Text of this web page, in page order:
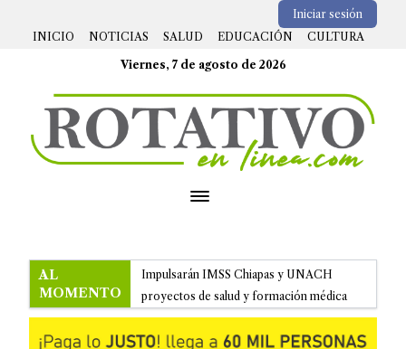
Iniciar sesión
INICIO
NOTICIAS SALUD EDUCACIÓN CULTURA
Viernes, 7 de agosto de 2026
AL
MOMENTO
Impulsarán IMSS Chiapas y UNACH
proyectos de salud y formación médica